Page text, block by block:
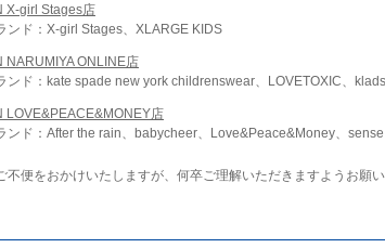
X-girl Stages店
ンド：X-girl Stages、XLARGE KIDS
NARUMIYA ONLINE店
ンド：kate spade new york childrenswear、LOVETOXIC、
LOVE&PEACE&MONEY店
ンド：After the rain、babycheer、Love&Peace&Money、
不便をおかけいたしますが、何卒ご理解いただきますようお願い